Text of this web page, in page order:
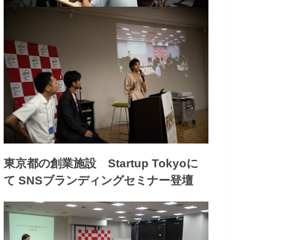
東京都の創業施設 Startup Tokyoに
て SNSブランディングセミナー登壇